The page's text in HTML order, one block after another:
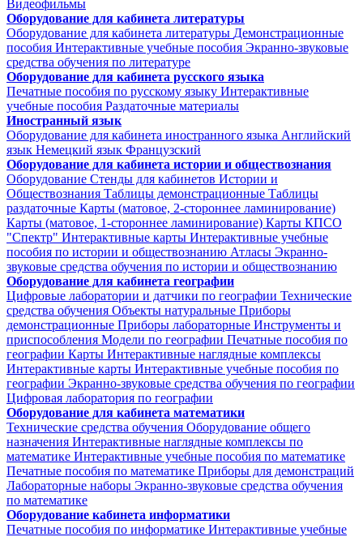
Видеофильмы
Оборудование для кабинета литературы
Оборудование для кабинета литературы Демонстрационные
пособия Интерактивные учебные пособия Экранно-звуковые
средства обучения по литературе
Оборудование для кабинета русского языка
Печатные пособия по русскому языку Интерактивные
учебные пособия Раздаточные материалы
Иностранный язык
Оборудование для кабинета иностранного языка Английский
язык Немецкий язык Французский
Оборудование для кабинета истории и обществознания
Оборудование Стенды для кабинетов Истории и
Обществознания Таблицы демонстрационные Таблицы
раздаточные Карты (матовое, 2-стороннее ламинирование)
Карты (матовое, 1-стороннее ламинирование) Карты КПСО
"Спектр" Интерактивные карты Интерактивные учебные
пособия по истории и обществознанию Атласы Экранно-
звуковые средства обучения по истории и обществознанию
Оборудование для кабинета географии
Цифровые лаборатории и датчики по географии Технические
средства обучения Объекты натуральные Приборы
демонстрационные Приборы лабораторные Инструменты и
приспособления Модели по географии Печатные пособия по
географии Карты Интерактивные наглядные комплексы
Интерактивные карты Интерактивные учебные пособия по
географии Экранно-звуковые средства обучения по географии
Цифровая лаборатория по географии
Оборудование для кабинета математики
Технические средства обучения Оборудование общего
назначения Интерактивные наглядные комплексы по
математике Интерактивные учебные пособия по математике
Печатные пособия по математике Приборы для демонстраций
Лабораторные наборы Экранно-звуковые средства обучения
по математике
Оборудование кабинета информатики
Печатные пособия по информатике Интерактивные учебные